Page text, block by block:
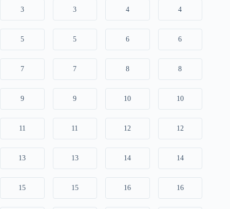
3 3 4 4
5 5 6 6
7 7 8 8
9 9 10 10
11 11 12 12
13 13 14 14
15 15 16 16